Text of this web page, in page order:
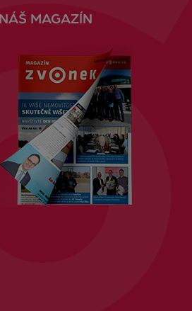
NÁŠ MAGAZÍN